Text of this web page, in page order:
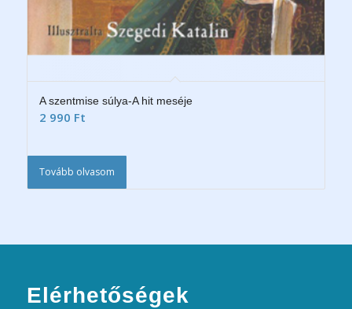
A szentmise súlya-A hit meséje
2 990 Ft
Tovább olvasom
Elérhetőségek